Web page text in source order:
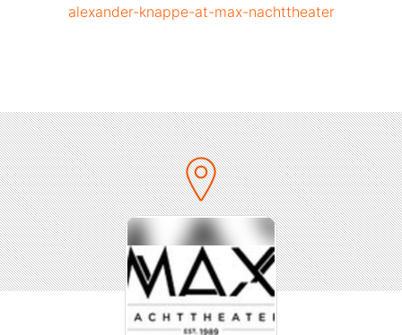
alexander-knappe-at-max-nachttheater